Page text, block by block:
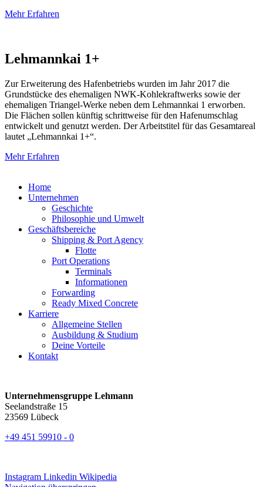
Mehr Erfahren
Lehmannkai 1+
Zur Erweiterung des Hafenbetriebs wurden im Jahr 2017 die
Grundstücke des ehemaligen NWK-Kohlekraftwerks sowie der
ehemaligen Triangel-Werke neben dem Lehmannkai 1 erworben.
Die Flächen sollen künftig schrittweise für den Hafenumschlag
entwickelt und genutzt werden. Der Arbeitstitel für das Gesamtareal
lautet „Lehmannkai 1+“.
Mehr Erfahren
Home
Unternehmen
Geschichte
Philosophie und Umwelt
Geschäftsbereiche
Shipping & Port Agency
Flotte
Port Operations
Terminals
Informationen
Forwarding
Ready Mixed Concrete
Karriere
Allgemeine Stellen
Ausbildung & Studium
Deine Vorteile
Kontakt
Unternehmensgruppe Lehmann
Seelandstraße 15
23569 Lübeck
+49 451 59910 - 0
Instagram Linkedin Wikipedia